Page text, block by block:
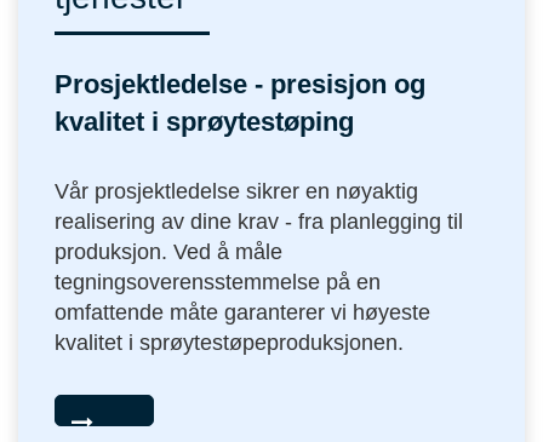
Prosjektledelse - presisjon og
kvalitet i sprøytestøping
Vår prosjektledelse sikrer en nøyaktig
realisering av dine krav - fra planlegging til
produksjon. Ved å måle
tegningsoverensstemmelse på en
omfattende måte garanterer vi høyeste
kvalitet i sprøytestøpeproduksjonen.